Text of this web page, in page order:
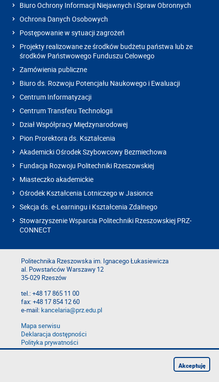
Biuro Ochrony Informacji Niejawnych i Spraw Obronnych
Ochrona Danych Osobowych
Postępowanie w sytuacji zagrożeń
Projekty realizowane ze środków budżetu państwa lub ze
środków Państwowego Funduszu Celowego
Zamówienia publiczne
Biuro ds. Rozwoju Potencjału Naukowego i Ewaluacji
Centrum Informatyzacji
Centrum Transferu Technologii
Dział Współpracy Międzynarodowej
Pion Prorektora ds. Kształcenia
Akademicki Ośrodek Szybowcowy Bezmiechowa
Fundacja Rozwoju Politechniki Rzeszowskiej
Miasteczko akademickie
Ośrodek Kształcenia Lotniczego w Jasionce
Sekcja ds. e-Learningu i Kształcenia Zdalnego
Stowarzyszenie Wsparcia Politechniki Rzeszowskiej PRZ-
CONNECT
Politechnika Rzeszowska im. Ignacego Łukasiewicza
al. Powstańców Warszawy 12
35-029 Rzeszów
tel.: +48 17 865 11 00
fax: +48 17 854 12 60
e-mail:kancelaria@prz.edu.pl
Mapa serwisu
Deklaracja dostępności
Polityka prywatności
Zgłoś błąd na stronie
Akceptuję